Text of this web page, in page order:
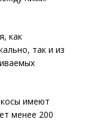
как
так и из
имеют
менее 200